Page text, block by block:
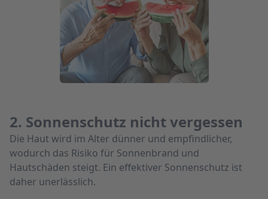
2. Sonnenschutz nicht vergessen
Die Haut wird im Alter dünner und empfindlicher,
wodurch das Risiko für Sonnenbrand und
Hautschäden steigt. Ein effektiver Sonnenschutz ist
daher unerlässlich.